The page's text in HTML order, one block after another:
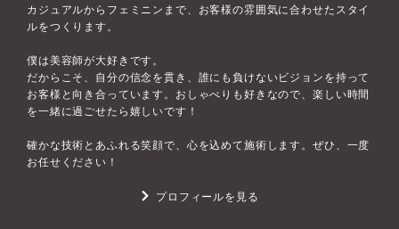
カジュアルからフェミニンまで、お客様の雰囲気に合わせたスタイ
ルをつくります。
僕は美容師が大好きです。
だからこそ、自分の信念を貫き、誰にも負けないビジョンを持って
お客様と向き合っています。おしゃべりも好きなので、楽しい時間
を一緒に過ごせたら嬉しいです！
確かな技術とあふれる笑顔で、心を込めて施術します。ぜひ、一度
お任せください！
プロフィールを見る